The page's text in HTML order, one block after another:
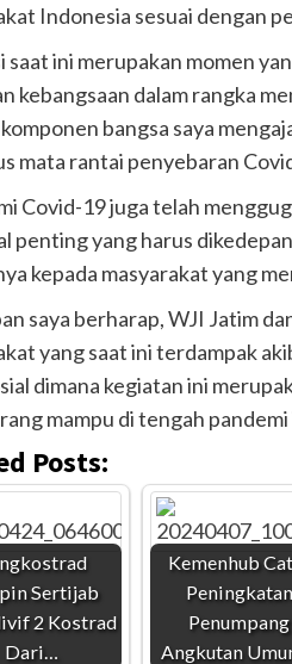
Indonesia sesuai dengan
saat ini merupakan momen
kebangsaan dalam rangka
komponen bangsa saya
mata rantai penyebaran
Covid-19 juga telah
penting yang harus
kepada masyarakat yang
saya berharap, WJI Jatim
yang saat ini terdampak
dimana kegiatan ini
mampu di tengah
Posts:
Sertijab
2 Kostrad
Dari…
Kemenhub
Peningkatan
Penumpang
Angkutan